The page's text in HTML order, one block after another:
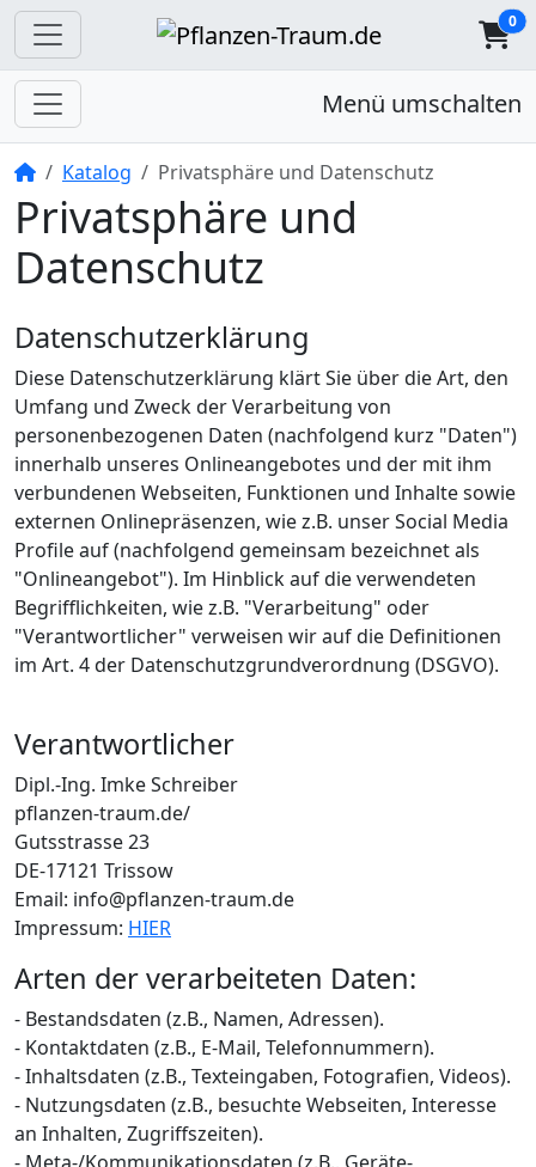
0
Menü umschalten
Startseite
Katalog Privatsphäre und Datenschutz
Privatsphäre und
Datenschutz
Datenschutzerklärung
Diese Datenschutzerklärung klärt Sie über die Art, den
Umfang und Zweck der Verarbeitung von
personenbezogenen Daten (nachfolgend kurz "Daten")
innerhalb unseres Onlineangebotes und der mit ihm
verbundenen Webseiten, Funktionen und Inhalte sowie
externen Onlinepräsenzen, wie z.B. unser Social Media
Profile auf (nachfolgend gemeinsam bezeichnet als
"Onlineangebot"). Im Hinblick auf die verwendeten
Begrifflichkeiten, wie z.B. "Verarbeitung" oder
"Verantwortlicher" verweisen wir auf die Definitionen
im Art. 4 der Datenschutzgrundverordnung (DSGVO).
Verantwortlicher
Dipl.-Ing. Imke Schreiber
pflanzen-traum.de/
Gutsstrasse 23
DE-17121 Trissow
Email: info@pflanzen-traum.de
Impressum: HIER
Arten der verarbeiteten Daten:
- Bestandsdaten (z.B., Namen, Adressen).
- Kontaktdaten (z.B., E-Mail, Telefonnummern).
- Inhaltsdaten (z.B., Texteingaben, Fotografien, Videos).
- Nutzungsdaten (z.B., besuchte Webseiten, Interesse
an Inhalten, Zugriffszeiten).